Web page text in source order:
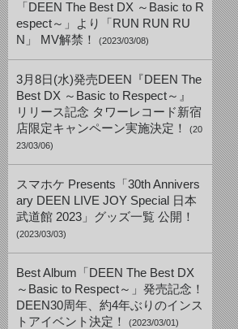
「DEEN The Best DX ～Basic to R
espect～」より「RUN RUN RU
N」 MV解禁！
(2023/03/08)
3月8日(水)発売DEEN『DEEN The
Best DX ～Basic to Respect～』
リリース記念 タワーレコード新宿
店限定キャンペーン実施決定！
(20
23/03/06)
スマホケ Presents「30th Annivers
ary DEEN LIVE JOY Special 日本
武道館 2023」グッズ一覧 公開！
(2023/03/03)
Best Album「DEEN The Best DX
～Basic to Respect～」発売記念！
DEEN30周年、約4年ぶりのインス
トアイベント決定！
(2023/03/01)